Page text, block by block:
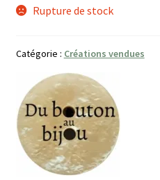
Rupture de stock
Catégorie : Créations vendues